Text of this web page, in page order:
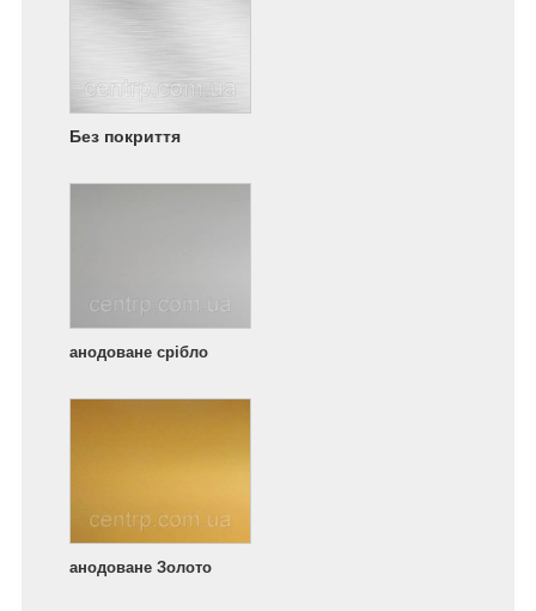
Без покриття
анодоване срібло
анодоване Золото